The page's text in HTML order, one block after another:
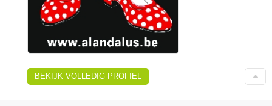
BEKIJK VOLLEDIG PROFIEL